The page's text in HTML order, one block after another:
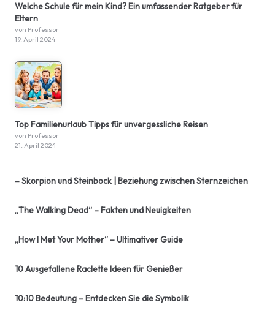
Welche Schule für mein Kind? Ein umfassender Ratgeber für
Eltern
von Professor
19. April 2024
Top Familienurlaub Tipps für unvergessliche Reisen
von Professor
21. April 2024
– Skorpion und Steinbock | Beziehung zwischen Sternzeichen
„The Walking Dead“ – Fakten und Neuigkeiten
„How I Met Your Mother“ – Ultimativer Guide
10 Ausgefallene Raclette Ideen für Genießer
10:10 Bedeutung – Entdecken Sie die Symbolik